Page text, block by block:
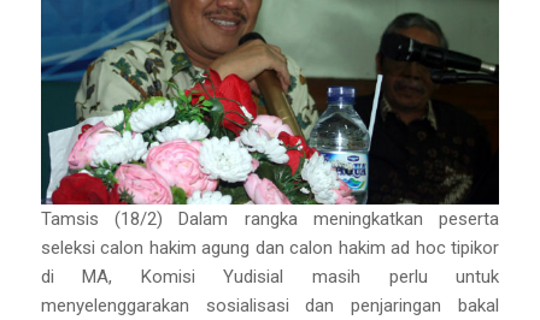
Tamsis (18/2) Dalam rangka meningkatkan peserta
seleksi calon hakim agung dan calon hakim ad hoc tipikor
di MA, Komisi Yudisial masih perlu untuk
menyelenggarakan sosialisasi dan penjaringan bakal